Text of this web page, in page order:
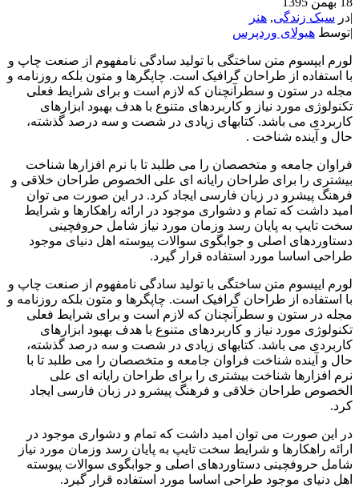
|در سبک زندگی, هنر
|توسط هیولای وردپرس
لورم ایپسوم متن ساختگی با تولید سادگی نامفهوم از صنعت چاپ و
با استفاده از طراحان گرافیک است. چاپگرها و متون بلکه روزنامه و
مجله در ستون و سطرآنچنان که لازم است و برای شرایط فعلی
تکنولوژی مورد نیاز و کاربردهای متنوع با هدف بهبود ابزارهای
کاربردی می باشد. کتابهای زیادی در شصت و سه درصد گذشته،
حال و آینده شناخت .
فراوان جامعه و متخصصان را می طلبد تا با نرم افزارها شناخت
بیشتری را برای طراحان رایانه ای علی الخصوص طراحان خلاقی و
فرهنگ پیشرو در زبان فارسی ایجاد کرد. در این صورت می توان
امید داشت که تمام و دشواری موجود در ارائه راهکارها و شرایط
سخت تایپ به پایان رسد وزمان مورد نیاز شامل حروفچینی
دستاوردهای اصلی و جوابگوی سوالات پیوسته اهل دنیای موجود
طراحی اساسا مورد استفاده قرار گیرد.
لورم ایپسوم متن ساختگی با تولید سادگی نامفهوم از صنعت چاپ و
با استفاده از طراحان گرافیک است. چاپگرها و متون بلکه روزنامه و
مجله در ستون و سطرآنچنان که لازم است و برای شرایط فعلی
تکنولوژی مورد نیاز و کاربردهای متنوع با هدف بهبود ابزارهای
کاربردی می باشد. کتابهای زیادی در شصت و سه درصد گذشته،
حال و آینده شناخت فراوان جامعه و متخصصان را می طلبد تا با
نرم افزارها شناخت بیشتری را برای طراحان رایانه ای علی
الخصوص طراحان خلاقی و فرهنگ پیشرو در زبان فارسی ایجاد
کرد.
در این صورت می توان امید داشت که تمام و دشواری موجود در
ارائه راهکارها و شرایط سخت تایپ به پایان رسد وزمان مورد نیاز
شامل حروفچینی دستاوردهای اصلی و جوابگوی سوالات پیوسته
اهل دنیای موجود طراحی اساسا مورد استفاده قرار گیرد.